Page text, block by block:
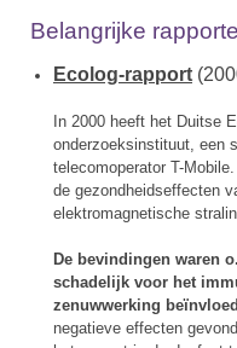
Belangrijke
Ecolog-rapport
In 2000 heeft het Duitse
onderzoeksinstituut, een
telecomoperator T-
de gezondheidseffecten
elektromagnetische
De bevindingen waren
schadelijk voor het
zenuwwerking
negatieve effecten